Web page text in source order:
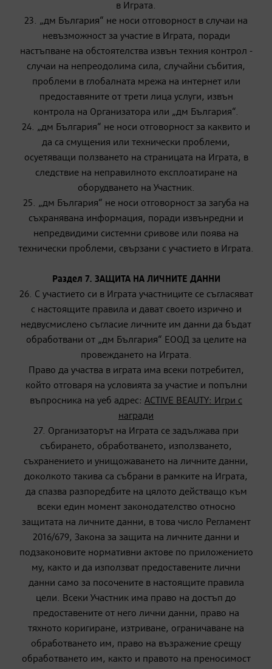
в Играта.
23. „дм България“ не носи отговорност в случаи на
невъзможност за участие в Играта, поради
настъпване на обстоятелства извън техния контрол -
случаи на непреодолима сила, случайни събития,
проблеми в глобалната мрежа на интернет или
предоставяните от трети лица услуги, извън
контрола на Организатора или „дм България“.
24. „дм България“ не носи отговорност за каквито и
да са смущения или технически проблеми,
осуетяващи ползването на страницата на Играта, в
следствие на неправилното експлоатиране на
оборудването на Участник.
25. „дм България“ не носи отговорност за загуба на
съхранявана информация, поради извънредни и
непредвидими системни сривове или поява на
технически проблеми, свързани с участието в Играта.
Раздел 7. ЗАЩИТА НА ЛИЧНИТЕ ДАННИ
26. С участието си в Играта участниците се съгласяват
с настоящите правила и дават своето изрично и
недвусмислено съгласие личните им данни да бъдат
обработвани от „дм България“ ЕООД за целите на
провеждането на Играта.
Право да участва в играта има всеки потребител,
който отговаря на условията за участие и попълни
въпросника на уеб адрес: ACTIVE BEAUTY: Игри с
награди
27. Организаторът на Играта се задължава при
събирането, обработването, използването,
съхранението и унищожаването на личните данни,
доколкото такива са събрани в рамките на Играта,
да спазва разпоредбите на цялото действащо към
всеки един момент законодателство относно
защитата на личните данни, в това число Регламент
2016/679, Закона за защита на личните данни и
подзаконовите нормативни актове по приложението
му, както и да използват предоставените лични
данни само за посочените в настоящите правила
цели. Всеки Участник има право на достъп до
предоставените от него лични данни, право на
тяхното коригиране, изтриване, ограничаване на
обработването им, право на възражение срещу
обработването им, както и правото на преносимост